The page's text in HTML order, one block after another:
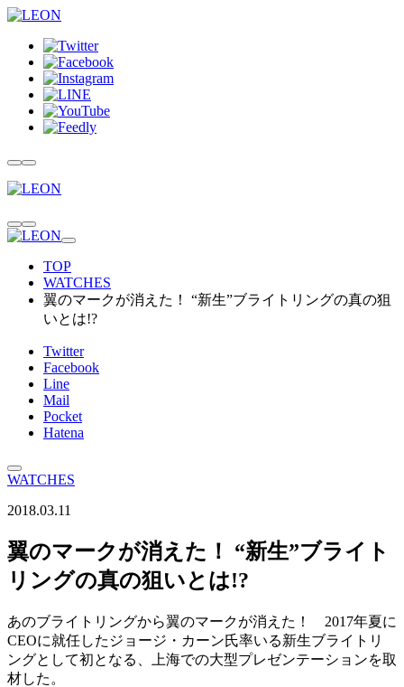
TOP
WATCHES
翼のマークが消えた！ “新生”ブライトリングの真の狙
いとは!?
Twitter
Facebook
Line
Mail
Pocket
Hatena
WATCHES
2018.03.11
翼のマークが消えた！ “新生”ブライト
リングの真の狙いとは!?
あのブライトリングから翼のマークが消えた！ 2017年夏に
CEOに就任したジョージ・カーン氏率いる新生ブライトリ
ングとして初となる、上海での大型プレゼンテーションを取
材した。